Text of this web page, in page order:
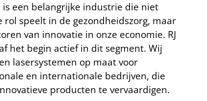
is een belangrijke industrie die niet
rol speelt in de gezondheidszorg, maar
van innovatie in onze economie. RJ
het begin actief in dit segment. Wij
lasersystemen op maat voor
en internationale bedrijven, die
producten te vervaardigen.